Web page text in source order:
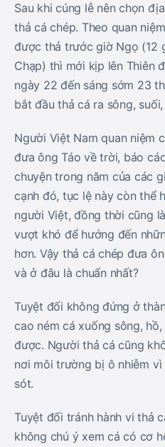
Sau khi cúng lễ nên chọn
thả cá chép. Theo quan
được thả trước giờ Ngọ (12
Chạp) thì mới kịp lên Thiên
ngày 22 đến sáng sớm 23
bắt đầu thả cá ra sông,
Người Việt Nam quan niệm
đưa ông Táo về trời, báo
chuyện trong năm của các
cạnh đó, tục lệ này còn thể
người Việt, đồng thời cũng
vượt khó để hướng đến
hơn. Vậy thả cá chép đưa
và ở đâu là chuẩn nhất?
Tuyệt đối không đứng ở
cao ném cá xuống sông,
được. Người thả cá cũng
nơi môi trường bị ô nhiễm
sót.
Tuyệt đối tránh hành vi thả
không chú ý xem cá có cơ